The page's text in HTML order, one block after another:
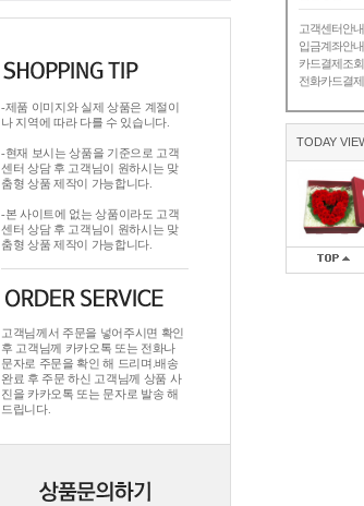
고객센터안내
입금계좌안내
카드결제조회
전화카드결제
TODAY
-제품 이미지와 실제 상품은 계절이
나 지역에 따라 다를 수 있습니다.
-현재 보시는 상품을 기준으로 고객
센터 상담 후 고객님이 원하시는 맞
춤형 상품 제작이 가능합니다.
-본 사이트에 없는 상품이라도 고객
센터 상담 후 고객님이 원하시는 맞
춤형 상품 제작이 가능합니다.
고객님께서 주문을 넣어주시면 확인
후 고객님께 카카오톡 또는 전화나
문자로 주문을 확인 해 드리며.배송
완료 후 주문 하신 고객님께 상품 사
진을 카카오톡 또는 문자로 발송 해
드립니다.